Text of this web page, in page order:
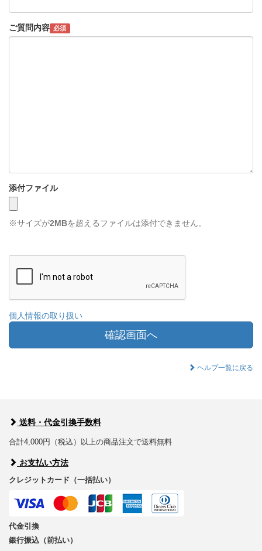
ご質問内容 必須
添付ファイル
※サイズが2MBを超えるファイルは添付できません。
個人情報の取り扱い
確認画面へ
ヘルプ一覧に戻る
送料・代金引換手数料
合計4,000円（税込）以上の商品注文で送料無料
お支払い方法
クレジットカード（一括払い）
代金引換
銀行振込（前払い）